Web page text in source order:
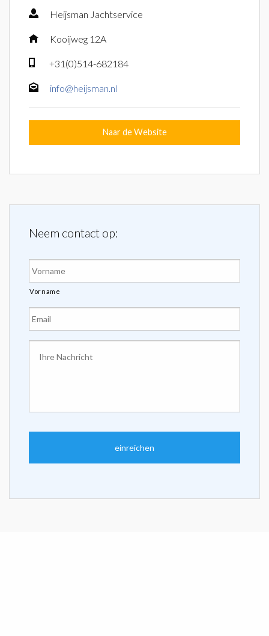
Heijsman Jachtservice
Kooijweg 12A
+31(0)514-682184
info@heijsman.nl
Naar de Website
Neem contact op:
Vorname
mailadres
bericht *